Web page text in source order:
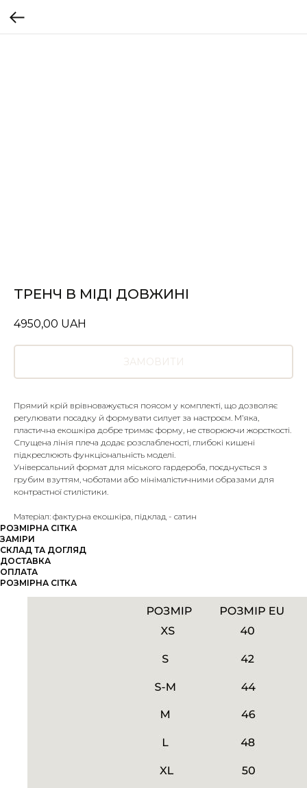
ТРЕНЧ В МІДІ ДОВЖИНІ
4950,00 UAH
ЗАМОВИТИ
Прямий крій врівноважується поясом у комплекті, що дозволяє
регулювати посадку й формувати силует за настроєм. М’яка,
пластична екошкіра добре тримає форму, не створюючи жорсткості.
Спущена лінія плеча додає розслабленості, глибокі кишені
підкреслюють функціональність моделі.
Універсальний формат для міського гардероба, поєднується з
грубим взуттям, чоботами або мінімалістичними образами для
контрастної стилістики.
Матеріал: фактурна екошкіра, підклад - сатин
РОЗМІРНА СІТКА
ЗАМІРИ
СКЛАД ТА ДОГЛЯД
ДОСТАВКА
ОПЛАТА
РОЗМІРНА СІТКА